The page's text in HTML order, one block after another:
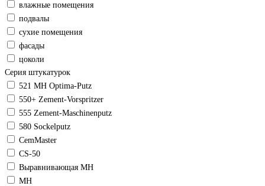
влажные помещения
подвалы
сухие помещения
фасады
цоколи
Серия штукатурок
521 МН Optima-Putz
550+ Zement-Vorspritzer
555 Zement-Maschinenputz
580 Sockelputz
CemMaster
CS-50
Выравнивающая МН
МН